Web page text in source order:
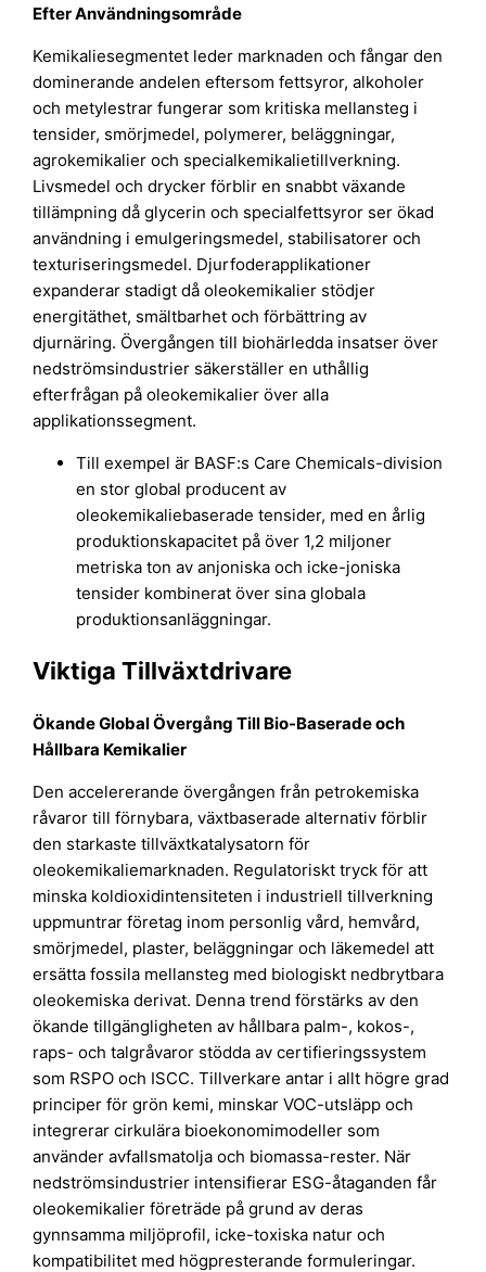
Efter Användningsområde
Kemikaliesegmentet leder marknaden och fångar den
dominerande andelen eftersom fettsyror, alkoholer
och metylestrar fungerar som kritiska mellansteg i
tensider, smörjmedel, polymerer, beläggningar,
agrokemikalier och specialkemikalietillverkning.
Livsmedel och drycker förblir en snabbt växande
tillämpning då glycerin och specialfettsyror ser ökad
användning i emulgeringsmedel, stabilisatorer och
texturiseringsmedel. Djurfoderapplikationer
expanderar stadigt då oleokemikalier stödjer
energitäthet, smältbarhet och förbättring av
djurnäring. Övergången till biohärledda insatser över
nedströmsindustrier säkerställer en uthållig
efterfrågan på oleokemikalier över alla
applikationssegment.
Till exempel är BASF:s Care Chemicals-division
en stor global producent av
oleokemikaliebaserade tensider, med en årlig
produktionskapacitet på över 1,2 miljoner
metriska ton av anjoniska och icke-joniska
tensider kombinerat över sina globala
produktionsanläggningar.
Viktiga Tillväxtdrivare
Ökande Global Övergång Till Bio-Baserade och
Hållbara Kemikalier
Den accelererande övergången från petrokemiska
råvaror till förnybara, växtbaserade alternativ förblir
den starkaste tillväxtkatalysatorn för
oleokemikaliemarknaden. Regulatoriskt tryck för att
minska koldioxidintensiteten i industriell tillverkning
uppmuntrar företag inom personlig vård, hemvård,
smörjmedel, plaster, beläggningar och läkemedel att
ersätta fossila mellansteg med biologiskt nedbrytbara
oleokemiska derivat. Denna trend förstärks av den
ökande tillgängligheten av hållbara palm-, kokos-,
raps- och talgråvaror stödda av certifieringssystem
som RSPO och ISCC. Tillverkare antar i allt högre grad
principer för grön kemi, minskar VOC-utsläpp och
integrerar cirkulära bioekonomimodeller som
använder avfallsmatolja och biomassa-rester. När
nedströmsindustrier intensifierar ESG-åtaganden får
oleokemikalier företräde på grund av deras
gynnsamma miljöprofil, icke-toxiska natur och
kompatibilitet med högpresterande formuleringar.